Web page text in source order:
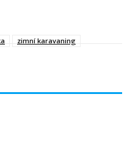
zimní karavaning